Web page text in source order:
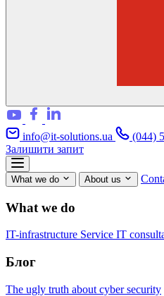
info@it-solutions.ua
(044)
Залишити запит
What we do About us
What we do
IT-infrastructure Service IT
Блог
The ugly truth about cyber security